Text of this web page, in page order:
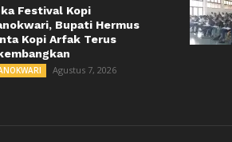
Festival Kopi
Bupati Hermus
Kopi Arfak Terus
Agustus 7, 2026